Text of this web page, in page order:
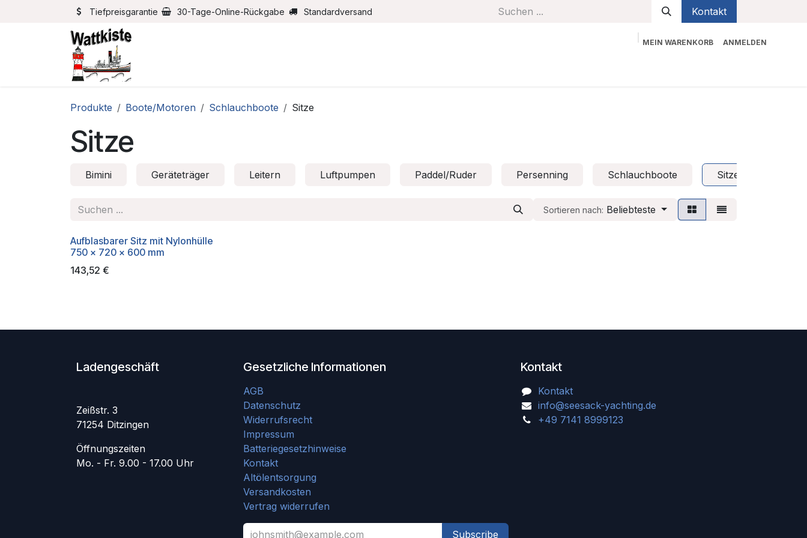
Zum Inhalt springenTiefpreisgarantie 30-Tage-Online-Rückgabe Standardversand Kontakt
MEIN WARENKORB ANMELDEN
Produkte Boote/Motoren Schlauchboote Sitze
Sitze
Bimini Geräteträger Leitern Luftpumpen Paddel/Ruder Persenning Schlauchboote Sitze
Sortieren nach: Beliebteste
Aufblasbarer Sitz mit Nylonhülle
750 x 720 x 600 mm
143,52 €
Ladengeschäft
Zeißstr. 3
71254 Ditzingen
Öffnungszeiten
Mo. - Fr. 9.00 - 17.00 Uhr
Kontakt
Kontakt
info@seesack-yachting.de
+49 7141 8999123
Gesetzliche Informationen
AGB
Datenschutz
Widerrufsrecht
Impressum
Batteriegesetzhinweise
Kontakt
Altölentsorgung
Versandkosten
Vertrag widerrufen
Subscribe